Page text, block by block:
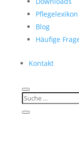
Pflegelexikon
Blog
Häufige
Kontakt